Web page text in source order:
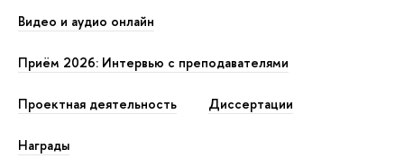
Видео и аудио онлайн
Приём 2026: Интервью с преподавателями
Проектная деятельность Диссертации
Награды